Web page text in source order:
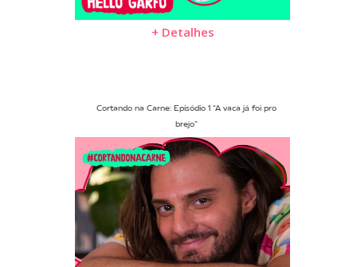
+ Detalhes
Cortando na Carne: Episódio 1 “A vaca já foi pro
brejo”